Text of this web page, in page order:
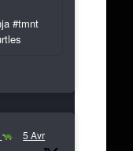
#tmnt
5 Avr